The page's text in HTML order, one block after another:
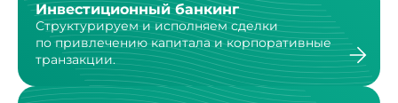
Инвестиционный банкинг
Структурируем и исполняем сделки
по привлечению капитала и корпоративные
транзакции.